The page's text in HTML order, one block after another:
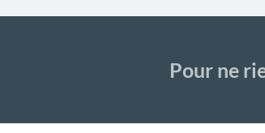
Pour ne